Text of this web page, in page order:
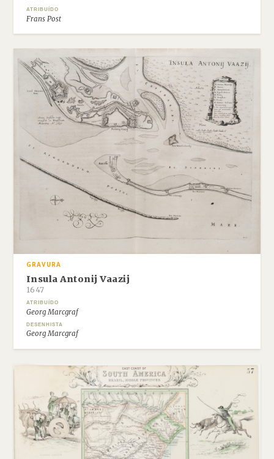
ATRIBUÍDO
Frans Post
GRAVURA
Insula Antonij Vaazij
1647
ATRIBUÍDO
Georg Marcgraf
DESENHISTA
Georg Marcgraf